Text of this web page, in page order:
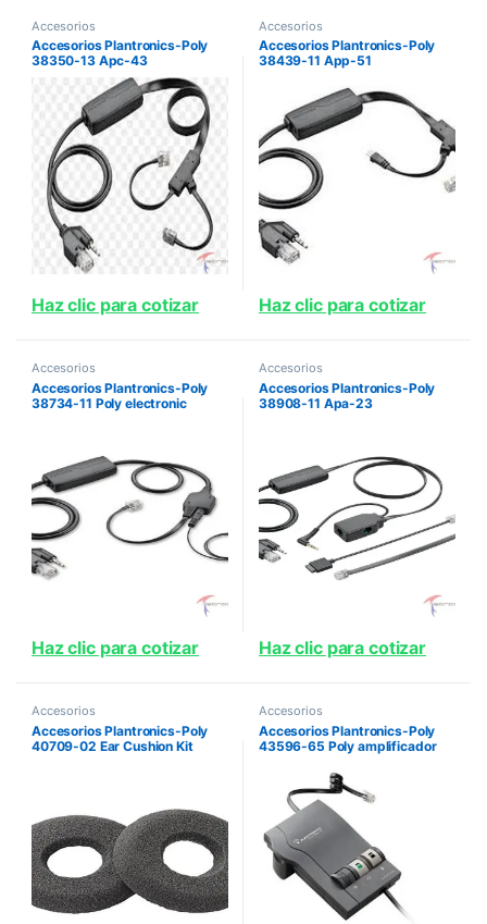
Accesorios
Accesorios Plantronics-Poly
38350-13 Apc-43
Haz clic para cotizar
Accesorios
Accesorios Plantronics-Poly
38439-11 App-51
Haz clic para cotizar
Accesorios
Accesorios Plantronics-Poly
38734-11 Poly electronic
Haz clic para cotizar
Accesorios
Accesorios Plantronics-Poly
38908-11 Apa-23
Haz clic para cotizar
Accesorios
Accesorios Plantronics-Poly
40709-02 Ear Cushion Kit
Accesorios
Accesorios Plantronics-Poly
43596-65 Poly amplificador